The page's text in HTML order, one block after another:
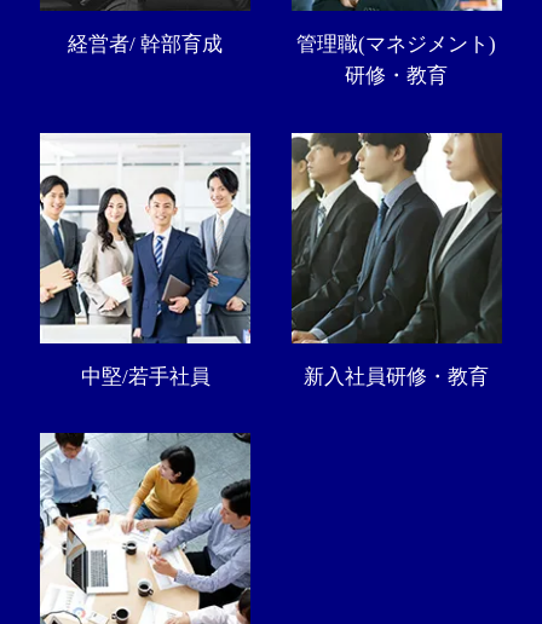
経営者/ 幹部育成
管理職(マネジメント)
研修・教育
中堅/若手社員 新入社員研修・教育